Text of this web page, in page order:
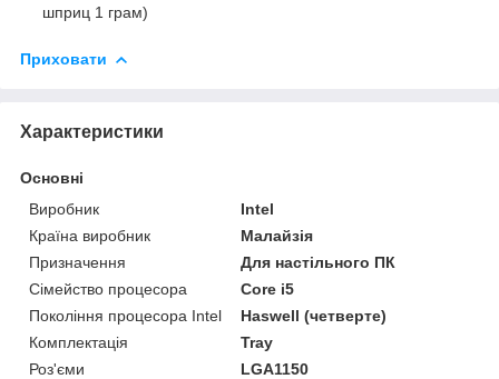
шприц 1 грам)
Приховати
Характеристики
Основні
Виробник
Intel
Країна виробник
Малайзія
Призначення
Для настільного ПК
Сімейство процесора
Core i5
Покоління процесора Intel
Haswell (четверте)
Комплектація
Tray
Роз'єми
LGA1150